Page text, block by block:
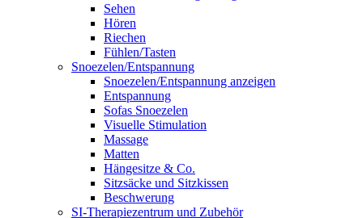
Sehen
Hören
Riechen
Fühlen/Tasten
Snoezelen/Entspannung
Snoezelen/Entspannung anzeigen
Entspannung
Sofas Snoezelen
Visuelle Stimulation
Massage
Matten
Hängesitze & Co.
Sitzsäcke und Sitzkissen
Beschwerung
SI-Therapiezentrum und Zubehör